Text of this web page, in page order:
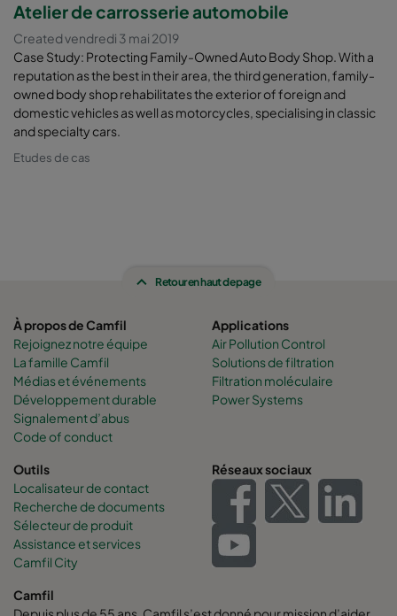
Atelier de carrosserie automobile
Created vendredi 3 mai 2019
Case Study: Protecting Family-Owned Auto Body Shop. With a
reputation as the best in their area, the third generation, family-
owned body shop rehabilitates the exterior of foreign and
domestic vehicles as well as motorcycles, specialising in classic
and specialty cars.
Etudes de cas
Retour en haut de page
À propos de Camfil
Rejoignez notre équipe
La famille Camfil
Médias et événements
Développement durable
Signalement d’abus
Code of conduct
Applications
Air Pollution Control
Solutions de filtration
Filtration moléculaire
Power Systems
Outils
Localisateur de contact
Recherche de documents
Sélecteur de produit
Assistance et services
Camfil City
Réseaux sociaux
Camfil